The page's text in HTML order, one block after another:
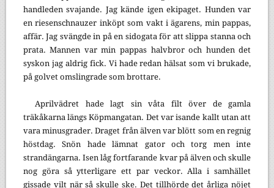
handleden svajande. Jag kände igen ekipaget. Hunden var
en riesenschnauzer inköpt som vakt i ägarens, min pappas,
affär. Jag svängde in på en sidogata för att slippa stanna och
prata. Mannen var min pappas halvbror och hunden det
syskon jag aldrig fick. Vi hade redan hälsat som vi brukade,
på golvet omslingrade som brottare.
Aprilvädret hade lagt sin våta filt över de gamla
träkåkarna längs Köpmangatan. Det var isande kallt utan att
vara minusgrader. Draget från älven var blött som en regnig
höstdag. Snön hade lämnat gator och torg men inte
strandängarna. Isen låg fortfarande kvar på älven och skulle
nog göra så ytterligare ett par veckor. Alla i samhället
gissade vilt när så skulle ske. Det tillhörde det årliga nöjet